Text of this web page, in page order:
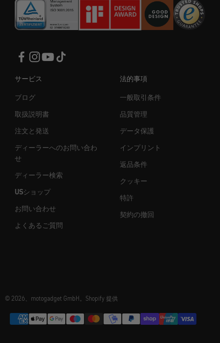
サービス
ブログ
取扱説明書
注文と発送
ディーラーへのお問い合わ
せ
ディーラー検索
USショップ
お問い合わせ
よくあるご質問
法的事項
一般取引条件
品質管理
データ保護
インプリント
返品条件
クッキー
特許
契約の撤回
© 2026、motogadget GmbH。Shopify 提供